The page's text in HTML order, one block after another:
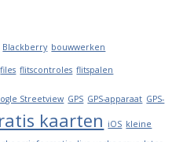
Blackberry bouwwerken
files flitscontroles flitspalen
Streetview GPS GPS-apparaat GPS-
kaarten iOS kleine